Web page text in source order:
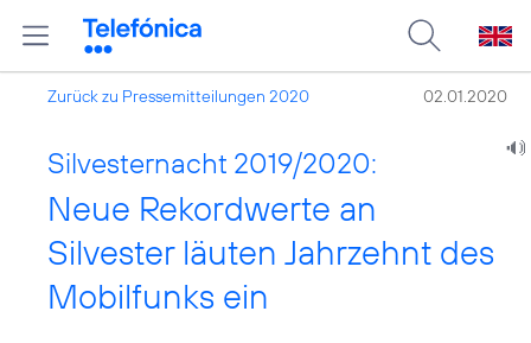
Zurück zu Pressemitteilungen 2020 02.01.2020
Silvesternacht 2019/2020:
Neue Rekordwerte an
Silvester läuten Jahrzehnt des
Mobilfunks ein